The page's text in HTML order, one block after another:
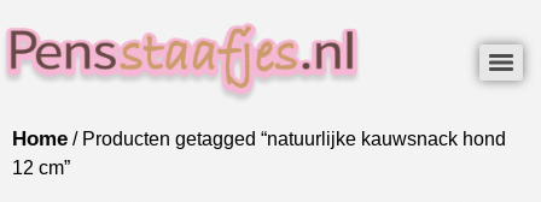
Home / Producten getagged “natuurlijke kauwsnack hond
12 cm”